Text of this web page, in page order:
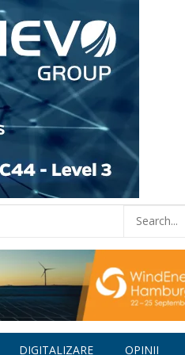
DIGITALIZARE OPINII